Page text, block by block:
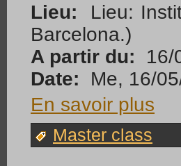
Lieu:
Lieu:
Barcelona.)
A partir du:
16/
Date:
Me, 16/
En savoir plus
Master class